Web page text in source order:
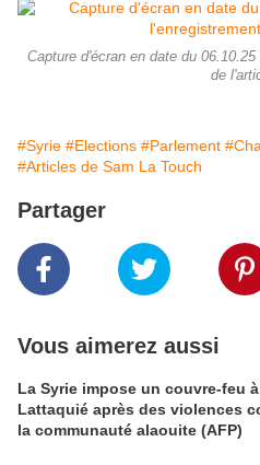
Capture d'écran en date du
de
#Syrie #Elections #Parlement
#Articles de Sam La Touch
Partager
Vous aimerez aussi
La Syrie impose un couvre-feu à
Lattaquié après des violences
la communauté alaouite (AFP)